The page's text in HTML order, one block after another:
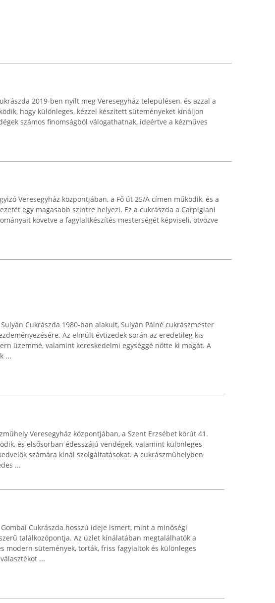
2019-ben nyílt meg Veresegyház településen, és azzal a
hogy különleges, kézzel készített süteményeket kínáljon
számos finomságból válogathatnak, ideértve a kézműves
Veresegyház központjában, a Fő út 25/A címen működik, és a
egy magasabb szintre helyezi. Ez a cukrászda a Carpigiani
követve a fagylaltkészítés mesterségét képviseli, ötvözve
Cukrászda 1980-ban alakult, Sulyán Pálné cukrászmester
Az elmúlt évtizedek során az eredetileg kis
üzemmé, valamint kereskedelmi egységgé nőtte ki magát. A
...
Veresegyház központjában, a Szent Erzsébet körút 41.
és elsősorban édesszájú vendégek, valamint különleges
számára kínál szolgáltatásokat. A cukrászműhelyben
...
Cukrászda hosszú ideje ismert, mint a minőségi
találkozópontja. Az üzlet kínálatában megtalálhatók a
modern sütemények, torták, friss fagylaltok és különleges
...